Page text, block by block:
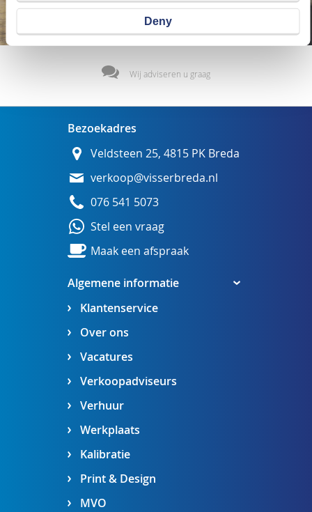
Deny
Wij adviseren u graag
Algemene informatie
Klantenservice
Over ons
Vacatures
Verkoopadviseurs
Verhuur
Werkplaats
Kalibratie
Print & Design
MVO
Bezoekadres
Veldsteen 25, 4815 PK Breda
verkoop@visserbreda.nl
076 541 5073
Stel een vraag
Maak een afspraak